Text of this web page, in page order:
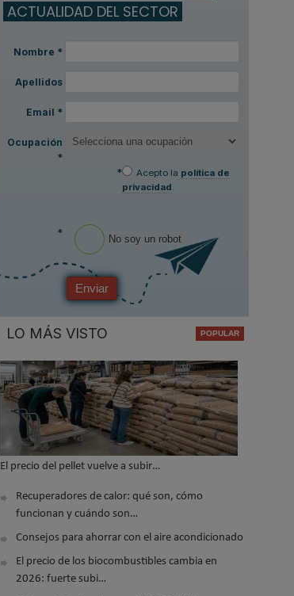
ACTUALIDAD DEL SECTOR
Nombre *
Apellidos
Email *
Ocupación
*
*
Acepto la política de
privacidad.
* No soy un robot
Enviar
LO MÁS VISTO
El precio del pellet vuelve a subir…
Recuperadores de calor: qué son, cómo
funcionan y cuándo son…
Consejos para ahorrar con el aire acondicionado
El precio de los biocombustibles cambia en
2026: fuerte subi…